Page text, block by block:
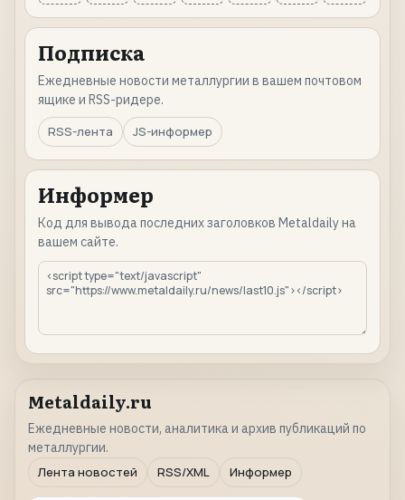
Подписка
Ежедневные новости металлургии в вашем почтовом
ящике и RSS-ридере.
RSS-лента
JS-информер
Информер
Код для вывода последних заголовков Metaldaily на
вашем сайте.
Metaldaily.ru
Ежедневные новости, аналитика и архив публикаций по
металлургии.
Лента новостей
RSS/XML Информер